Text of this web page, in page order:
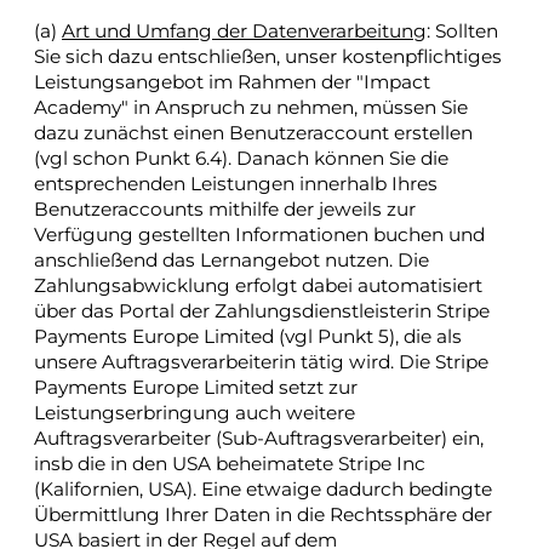
(a) Art und Umfang der Datenverarbeitung: Sollten
Sie sich dazu entschließen, unser kostenpflichtiges
Leistungsangebot im Rahmen der "Impact
Academy" in Anspruch zu nehmen, müssen Sie
dazu zunächst einen Benutzeraccount erstellen
(vgl schon Punkt 6.4). Danach können Sie die
entsprechenden Leistungen innerhalb Ihres
Benutzeraccounts mithilfe der jeweils zur
Verfügung gestellten Informationen buchen und
anschließend das Lernangebot nutzen. Die
Zahlungsabwicklung erfolgt dabei automatisiert
über das Portal der Zahlungsdienstleisterin Stripe
Payments Europe Limited (vgl Punkt 5), die als
unsere Auftragsverarbeiterin tätig wird. Die Stripe
Payments Europe Limited setzt zur
Leistungserbringung auch weitere
Auftragsverarbeiter (Sub-Auftragsverarbeiter) ein,
insb die in den USA beheimatete Stripe Inc
(Kalifornien, USA). Eine etwaige dadurch bedingte
Übermittlung Ihrer Daten in die Rechtssphäre der
USA basiert in der Regel auf dem